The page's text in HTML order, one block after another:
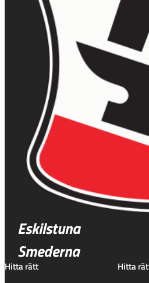
Eskilstuna
Smederna
Hitta rätt Hitta